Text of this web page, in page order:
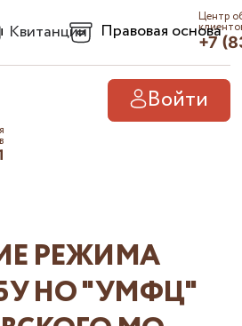
Квитанции Правовая основа
Центр
+7
Войти
РЕЖИМА
НО "УМФЦ"